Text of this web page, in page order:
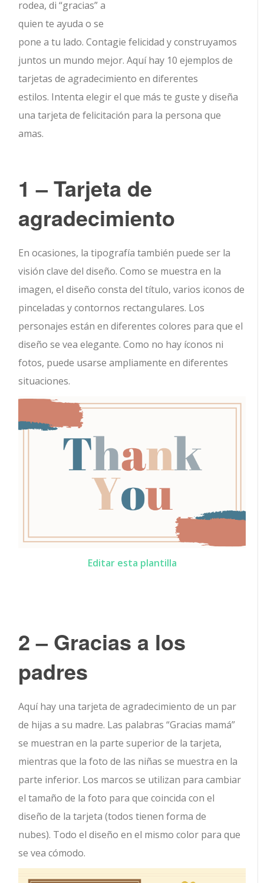
rodea, di “gracias” a
quien te ayuda o se
pone a tu lado. Contagie felicidad y construyamos
juntos un mundo mejor. Aquí hay 10 ejemplos de
tarjetas de agradecimiento en diferentes
estilos. Intenta elegir el que más te guste y diseña
una tarjeta de felicitación para la persona que
amas.
1 – Tarjeta de
agradecimiento
En ocasiones, la tipografía también puede ser la
visión clave del diseño. Como se muestra en la
imagen, el diseño consta del título, varios iconos de
pinceladas y contornos rectangulares. Los
personajes están en diferentes colores para que el
diseño se vea elegante. Como no hay íconos ni
fotos, puede usarse ampliamente en diferentes
situaciones.
Editar esta plantilla
2 – Gracias a los
padres
Aquí hay una tarjeta de agradecimiento de un par
de hijas a su madre. Las palabras “Gracias mamá”
se muestran en la parte superior de la tarjeta,
mientras que la foto de las niñas se muestra en la
parte inferior. Los marcos se utilizan para cambiar
el tamaño de la foto para que coincida con el
diseño de la tarjeta (todos tienen forma de
nubes). Todo el diseño en el mismo color para que
se vea cómodo.